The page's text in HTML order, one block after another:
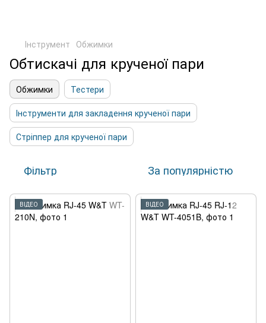
Інструмент Обжимки
Обтискачі для крученої пари
Обжимки
Тестери
Інструменти для закладення крученої пари
Стріппер для крученої пари
Фільтр За популярністю
ВІДЕО ВІДЕО